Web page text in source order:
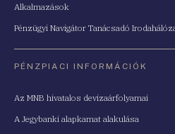
Alkalmazások
Pénzügyi Navigátor Tanácsadó
PÉNZPIACI INFORMÁCIÓK
Az MNB hivatalos devizaárfolyamai
A Jegybanki alapkamat alakulása